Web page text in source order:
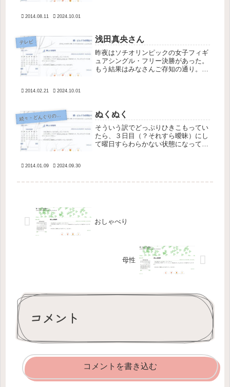
た。...
2014.08.11 2024.10.01
テレビ 浅田真央さん
昨夜はソチオリンピックの女子フィギ
ュアシングル・フリー決勝があった。
もう結果はみなさんご存知の通り。私
く...
2014.02.21 2024.10.01
続
々・どんぐりの背比べ ぬくぬく
そういう訳でどっぷりひきこもってい
たら、３日目（？それすら曖昧）にし
て曜日すらわらかない状態になってし
2014.01.09 2024.09.30
おしゃべり
母性
コメント
コメントを書き込む